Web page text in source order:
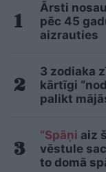
Ārsti
pēc 45
aizrauties
3 zodiaka
kārtīgi
palikt
“Spāņi aiz
vēstule
to domā